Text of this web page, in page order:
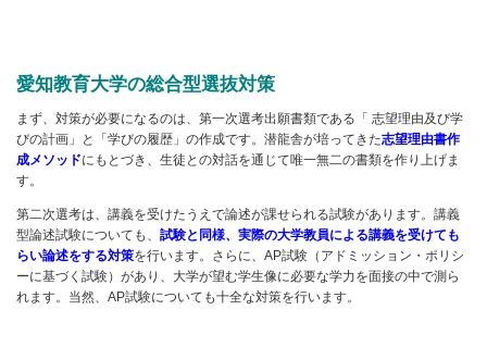
愛知教育大学の総合型選抜対策
まず、対策が必要になるのは、第一次選考出願書類である「 志望理由及び学
びの計画」と「学びの履歴」の作成です。潜龍舎が培ってきた志望理由書作
成メソッドにもとづき、生徒との対話を通じて唯一無二の書類を作り上げま
す。
第二次選考は、講義を受けたうえで論述が課せられる試験があります。講義
型論述試験についても、 試験と同様、実際の大学教員による講義を受けても
らい論述をする対策を行います。さらに、AP試験（アドミッション・ポリシ
ーに基づく試験）があり、大学が望む学生像に必要な学力を面接の中で測ら
れます。当然、AP試験についても十全な対策を行います。